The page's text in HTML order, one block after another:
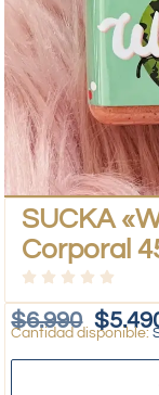
SUCKA
Corporal
$6.990 $